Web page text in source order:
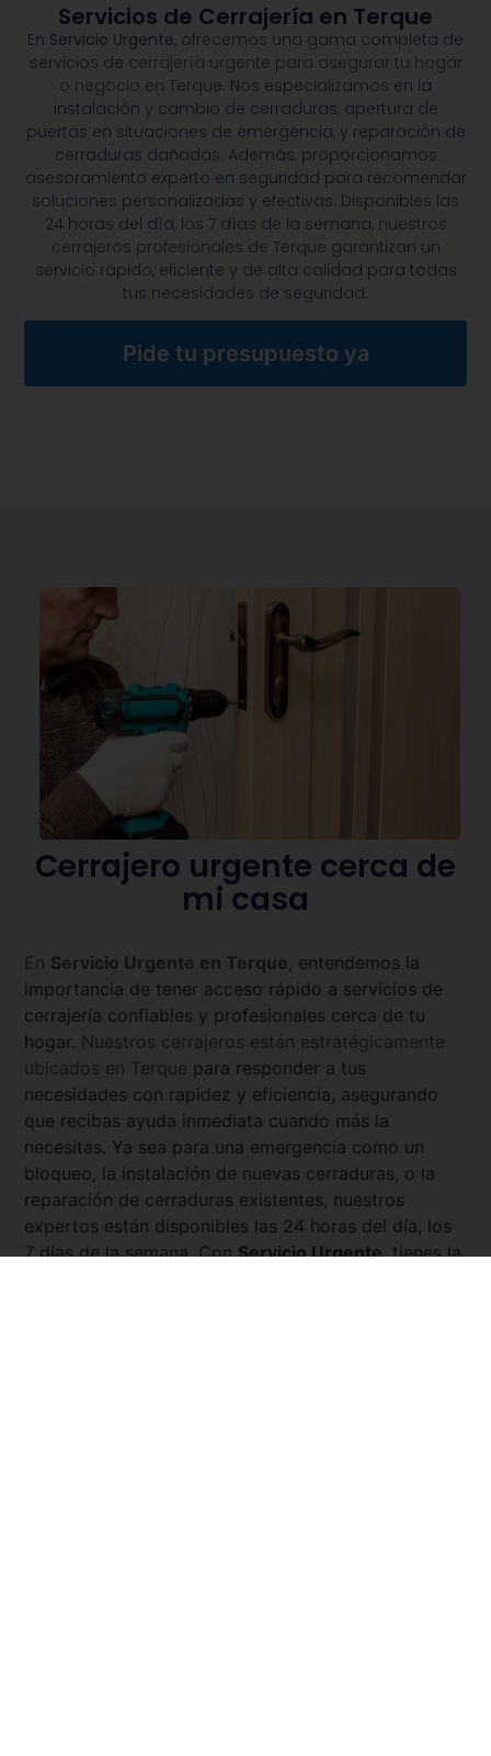
Servicios de Cerrajería en Terque
En Servicio Urgente, ofrecemos una gama completa de
servicios de cerrajería urgente para asegurar tu hogar
o negocio en Terque. Nos especializamos en la
instalación y cambio de cerraduras, apertura de
puertas en situaciones de emergencia, y reparación de
cerraduras dañadas. Además, proporcionamos
asesoramiento experto en seguridad para recomendar
soluciones personalizadas y efectivas. Disponibles las
24 horas del día, los 7 días de la semana, nuestros
cerrajeros profesionales de Terque garantizan un
servicio rápido, eficiente y de alta calidad para todas
tus necesidades de seguridad.
Pide tu presupuesto ya
Cerrajero urgente cerca de
mi casa
En Servicio Urgente en Terque, entendemos la
importancia de tener acceso rápido a servicios de
cerrajería confiables y profesionales cerca de tu
hogar. Nuestros cerrajeros están estratégicamente
ubicados en Terque para responder a tus
necesidades con rapidez y eficiencia, asegurando
que recibas ayuda inmediata cuando más la
necesitas. Ya sea para una emergencia como un
bloqueo, la instalación de nuevas cerraduras, o la
reparación de cerraduras existentes, nuestros
expertos están disponibles las 24 horas del día, los
7 días de la semana. ConServicio Urgente, tienes la